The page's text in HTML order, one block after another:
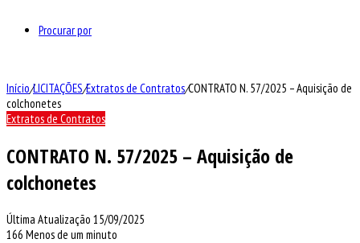
Procurar por
Início/LICITAÇÕES/Extratos de Contratos/CONTRATO N. 57/2025 – Aquisição de
colchonetes
Extratos de Contratos
CONTRATO N. 57/2025 – Aquisição de
colchonetes
Última Atualização 15/09/2025
166 Menos de um minuto